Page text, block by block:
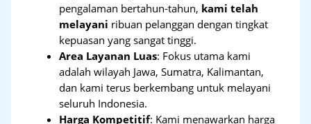
pengalaman bertahun-tahun, kami telah
melayani ribuan pelanggan dengan tingkat
kepuasan yang sangat tinggi.
Area Layanan Luas: Fokus utama kami
adalah wilayah Jawa, Sumatra, Kalimantan,
dan kami terus berkembang untuk melayani
seluruh Indonesia.
Harga Kompetitif: Kami menawarkan harga